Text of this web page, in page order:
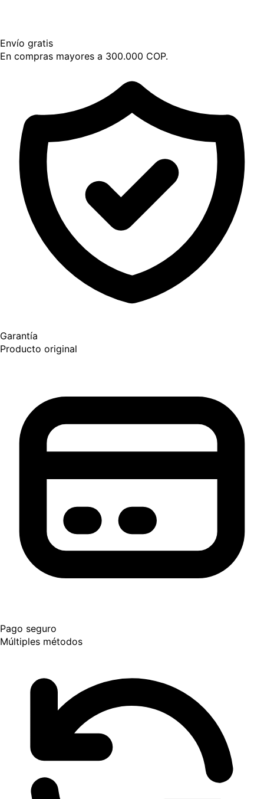
Envío gratis
En compras mayores a 300.000 COP.
Garantía
Producto original
Pago seguro
Múltiples métodos